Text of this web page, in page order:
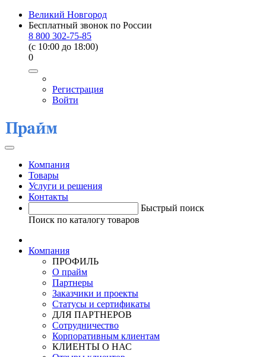
Великий Новгород
Бесплатный звонок по России
8 800 302-75-85
(c 10:00 до 18:00)
0
Регистрация
Войти
Компания
Товары
Услуги и решения
Контакты
Быстрый поиск
Поиск по каталогу товаров
Компания
ПРОФИЛЬ
О прайм
Партнеры
Заказчики и проекты
Статусы и сертификаты
ДЛЯ ПАРТНЕРОВ
Сотрудничество
Корпоративным клиентам
КЛИЕНТЫ О НАС